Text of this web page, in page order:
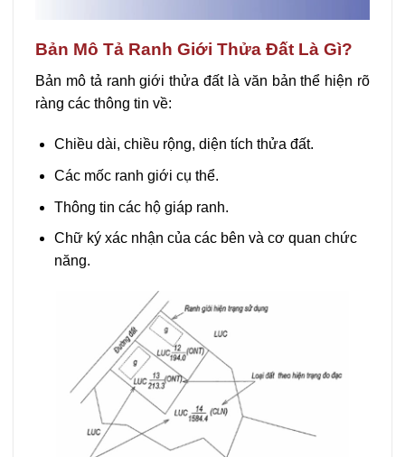
Bản Mô Tả Ranh Giới Thửa Đất Là Gì?
Bản mô tả ranh giới thửa đất là văn bản thể hiện rõ
ràng các thông tin về:
Chiều dài, chiều rộng, diện tích thửa đất.
Các mốc ranh giới cụ thể.
Thông tin các hộ giáp ranh.
Chữ ký xác nhận của các bên và cơ quan chức
năng.